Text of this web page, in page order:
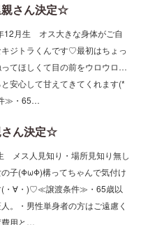
月生 オス大きな身体がご自
ジトラくんです♡最初はちょっ
てほしくて目の前をウロウロ…
安心して甘えてきてくれます(*
≫・65…
ス人見知り・場所見知り無し
子(ΦωΦ)構ってちゃんで気付け
(・∀・)♡≪譲渡条件≫・65歳以
。・男性単身者の方はご遠慮く
費用と…